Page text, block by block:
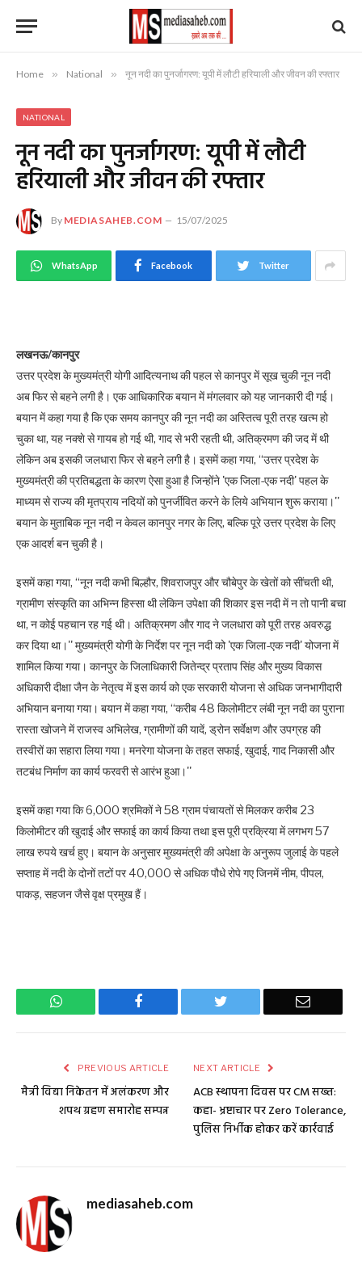
Home » National » नून नदी का पुनर्जागरण: यूपी में लौटी हरियाली और जीवन की रफ्तार
NATIONAL
नून नदी का पुनर्जागरण: यूपी में लौटी
हरियाली और जीवन की रफ्तार
By MEDIASAHEB.COM 15/07/2025
WhatsApp Facebook Twitter
लखनऊ/कानपुर
उत्तर प्रदेश के मुख्यमंत्री योगी आदित्यनाथ की पहल से कानपुर में सूख चुकी नून नदी
अब फिर से बहने लगी है। एक आधिकारिक बयान में मंगलवार को यह जानकारी दी गई।
बयान में कहा गया है कि एक समय कानपुर की नून नदी का अस्तित्व पूरी तरह खत्म हो
चुका था, यह नक्शे से गायब हो गई थी, गाद से भरी रहती थी, अतिक्रमण की जद में थी
लेकिन अब इसकी जलधारा फिर से बहने लगी है। इसमें कहा गया, ‘‘उत्तर प्रदेश के
मुख्यमंत्री की प्रतिबद्धता के कारण ऐसा हुआ है जिन्होंने 'एक जिला-एक नदी' पहल के
माध्यम से राज्य की मृतप्राय नदियों को पुनर्जीवित करने के लिये अभियान शुरू कराया।''
बयान के मुताबिक नून नदी न केवल कानपुर नगर के लिए, बल्कि पूरे उत्तर प्रदेश के लिए
एक आदर्श बन चुकी है।
इसमें कहा गया, ‘‘नून नदी कभी बिल्हौर, शिवराजपुर और चौबेपुर के खेतों को सींचती थी,
ग्रामीण संस्कृति का अभिन्न हिस्सा थी लेकिन उपेक्षा की शिकार इस नदी में न तो पानी बचा
था, न कोई पहचान रह गई थी। अतिक्रमण और गाद ने जलधारा को पूरी तरह अवरुद्ध
कर दिया था।'' मुख्यमंत्री योगी के निर्देश पर नून नदी को 'एक जिला-एक नदी' योजना में
शामिल किया गया। कानपुर के जिलाधिकारी जितेन्द्र प्रताप सिंह और मुख्य विकास
अधिकारी दीक्षा जैन के नेतृत्व में इस कार्य को एक सरकारी योजना से अधिक जनभागीदारी
अभियान बनाया गया। बयान में कहा गया, ‘‘करीब 48 किलोमीटर लंबी नून नदी का पुराना
रास्ता खोजने में राजस्व अभिलेख, ग्रामीणों की यादें, ड्रोन सर्वेक्षण और उपग्रह की
तस्वीरों का सहारा लिया गया। मनरेगा योजना के तहत सफाई, खुदाई, गाद निकासी और
तटबंध निर्माण का कार्य फरवरी से आरंभ हुआ।''
इसमें कहा गया कि 6,000 श्रमिकों ने 58 ग्राम पंचायतों से मिलकर करीब 23
किलोमीटर की खुदाई और सफाई का कार्य किया तथा इस पूरी प्रक्रिया में लगभग 57
लाख रुपये खर्च हुए। बयान के अनुसार मुख्यमंत्री की अपेक्षा के अनुरूप जुलाई के पहले
सप्ताह में नदी के दोनों तटों पर 40,000 से अधिक पौधे रोपे गए जिनमें नीम, पीपल,
पाकड़, सहजन जैसे वृक्ष प्रमुख हैं।
WhatsApp Facebook Twitter Email
PREVIOUS ARTICLE
मैत्री विद्या निकेतन में अलंकरण और
शपथ ग्रहण समारोह सम्पन्न
NEXT ARTICLE
ACB स्थापना दिवस पर CM सख्त:
कहा- भ्रष्टाचार पर Zero Tolerance,
पुलिस निर्भीक होकर करें कार्रवाई
mediasaheb.com